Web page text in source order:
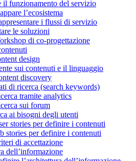
il funzionamento del servizio
l’ecosistema
i flussi di servizio
le soluzioni
di co-progettazione
design
sui contenuti e il linguaggio
discovery
di ricerca (search keywords)
tramite analytics
sui forum
ai bisogni degli utenti
stories per definire i contenuti
stories per definire i contenuti
di accettazione
dell’informazione